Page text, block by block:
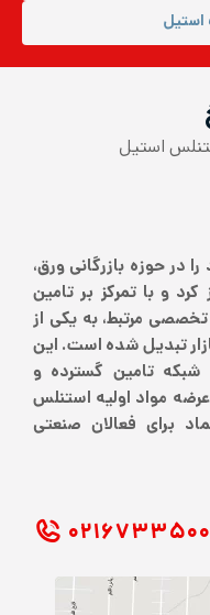
استیل
استیل
فعالیت خود را در حوزه بازرگانی ورق،
و با تمرکز بر تامین
مرتبط، به یکی از
تبدیل شده است. این
شبکه تامین گسترده و
مواد اولیه استنلس
برای فعالان صنعتی
۶۷۳۳۵۰۰۰